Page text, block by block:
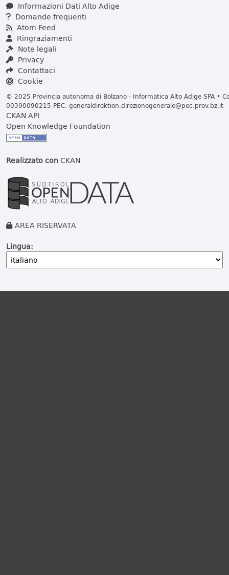
Informazioni Dati Alto Adige
Domande frequenti
Atom Feed
Ringraziamenti
Note legali
Privacy
Contattaci
Cookie
© 2025 Provincia autonoma di Bolzano - Informatica Alto Adige SPA •
00390090215 PEC: generaldirektion.direzionegenerale@pec.prov.bz.it
CKAN API
Open Knowledge Foundation
Realizzato conCKAN
AREA RISERVATA
Lingua